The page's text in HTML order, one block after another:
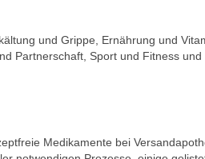
und Grippe, Ernährung und
Partnerschaft, Sport und Fitness und
Medikamente bei